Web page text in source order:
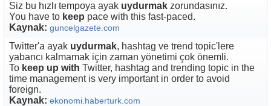
Siz bu hızlı tempoya ayak uydurmak zorundasınız.
You have to keep pace with this fast-paced.
Kaynak: guncelgazete.com
Twitter'a ayak uydurmak, hashtag ve trend topic'lere
yabancı kalmamak için zaman yönetimi çok önemli.
To keep up with Twitter, hashtag and trending topic in the
time management is very important in order to avoid
foreign.
Kaynak: ekonomi.haberturk.com